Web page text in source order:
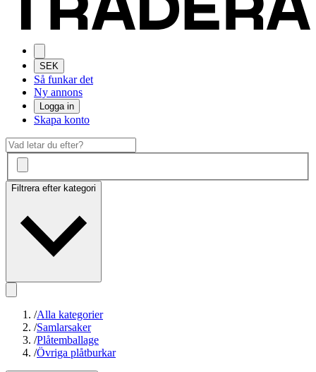
SEK
Så funkar det
Ny annons
Logga in
Skapa konto
Filtrera efter kategori
/Alla kategorier
/Samlarsaker
/Plåtemballage
/Övriga plåtburkar